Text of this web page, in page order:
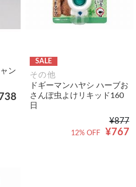
ン
SALE
その他
ドギーマンハヤシ ハーブお
さんぽ虫よけリキッド160
日
¥877
¥767
12% OFF